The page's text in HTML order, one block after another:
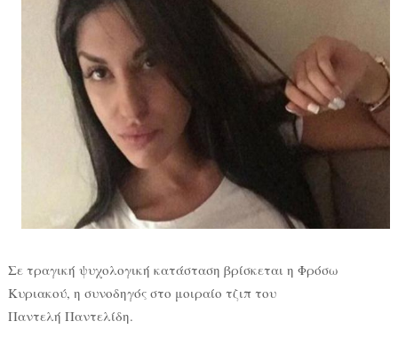
Σε τραγική ψυχολογική κατάσταση βρίσκεται η Φρόσω
Κυριακού, η συνοδηγός στο μοιραίο τζιπ του
Παντελή Παντελίδη.